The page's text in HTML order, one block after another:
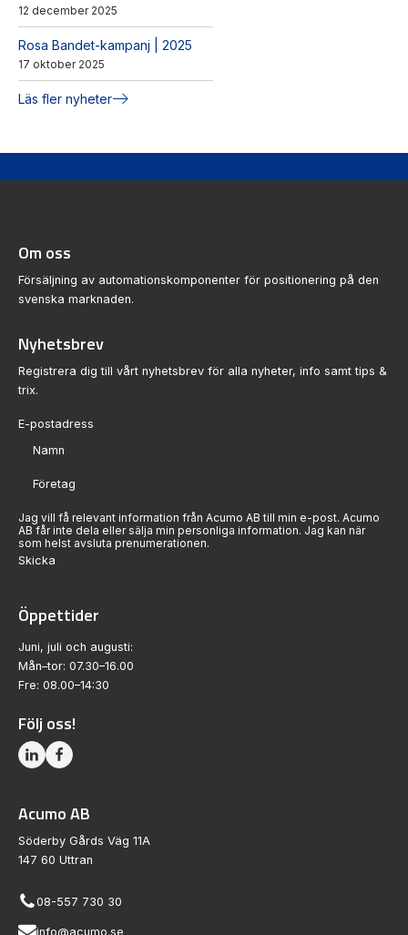
12 december 2025
Rosa Bandet-kampanj | 2025
17 oktober 2025
Läs fler nyheter
Om oss
Försäljning av automationskomponenter för positionering på den
svenska marknaden.
Nyhetsbrev
Registrera dig till vårt nyhetsbrev för alla nyheter, info samt tips &
trix.
Sektion
Jag vill få relevant information från Acumo AB till min e-post. Acumo
AB får inte dela eller sälja min personliga information. Jag kan när
som helst avsluta prenumerationen.
Skicka
Öppettider
Juni, juli och augusti:
Mån–tor: 07.30–16.00
Fre: 08.00–14:30
Följ oss!
Acumo AB
Söderby Gårds Väg 11A
147 60 Uttran
08-557 730 30
info@acumo.se